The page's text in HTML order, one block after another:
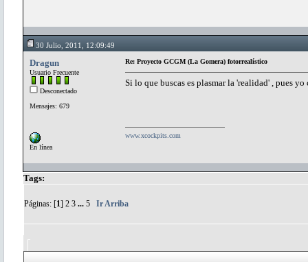
30 Julio, 2011, 12:09:49
Dragun
Usuario Frecuente
Desconectado
Mensajes: 679
En línea
Re: Proyecto GCGM (La Gomera) fotorrealístico
Si lo que buscas es plasmar la 'realidad' , pues
www.xcockpits.com
Tags:
Páginas: [1] 2 3 ... 5 Ir Arriba